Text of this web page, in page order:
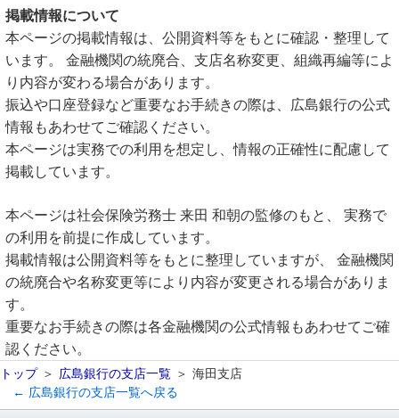
掲載情報について
本ページの掲載情報は、公開資料等をもとに確認・整理して
います。 金融機関の統廃合、支店名称変更、組織再編等によ
り内容が変わる場合があります。
振込や口座登録など重要なお手続きの際は、広島銀行の公式
情報もあわせてご確認ください。
本ページは実務での利用を想定し、情報の正確性に配慮して
掲載しています。
本ページは社会保険労務士 来田 和朝の監修のもと、 実務で
の利用を前提に作成しています。
掲載情報は公開資料等をもとに整理していますが、 金融機関
の統廃合や名称変更等により内容が変更される場合がありま
す。
重要なお手続きの際は各金融機関の公式情報もあわせてご確
認ください。
トップ 広島銀行の支店一覧
海田支店
← 広島銀行の支店一覧へ戻る